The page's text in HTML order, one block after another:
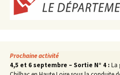
Prochaine activité
4,5 et 6 septembre – Sortie N° 4 : La